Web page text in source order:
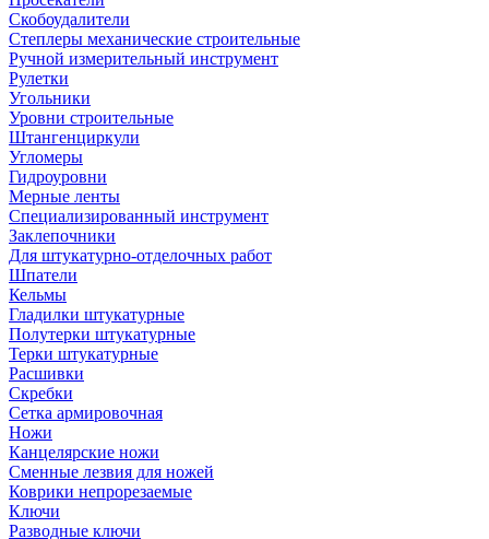
Скобоудалители
Степлеры механические строительные
Ручной измерительный инструмент
Рулетки
Угольники
Уровни строительные
Штангенциркули
Угломеры
Гидроуровни
Мерные ленты
Специализированный инструмент
Заклепочники
Для штукатурно-отделочных работ
Шпатели
Кельмы
Гладилки штукатурные
Полутерки штукатурные
Терки штукатурные
Расшивки
Скребки
Сетка армировочная
Ножи
Канцелярские ножи
Сменные лезвия для ножей
Коврики непрорезаемые
Ключи
Разводные ключи